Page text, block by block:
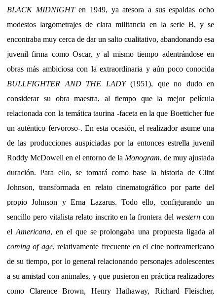
BLACK MIDNIGHTen 1949, ya atesora a sus espaldas ocho
modestos largometrajes de clara militancia en la serie B, y se
encontraba muy cerca de dar un salto cualitativo, abandonando esa
juvenil firma como Oscar, y al mismo tiempo adentrándose en
obras más ambiciosa con la extraordinaria y aún poco conocida
BULLFIGHTER AND THE LADY(1951), que no dudo en
considerar su obra maestra, al tiempo que la mejor película
relacionada con la temática taurina -faceta en la que Boetticher fue
un auténtico fervoroso-. En esta ocasión, el realizador asume una
de las producciones auspiciadas por la entonces estrella juvenil
Roddy McDowell en el entorno de la Monogram, de muy ajustada
duración. Para ello, se tomará como base la historia de Clint
Johnson, transformada en relato cinematográfico por parte del
propio Johnson y Erna Lazarus. Todo ello, configurando un
sencillo pero vitalista relato inscrito en la frontera delwestern con
el Americana, en el que se prolongaba una propuesta ligada al
coming of age, relativamente frecuente en el cine norteamericano
de su tiempo, por lo general relacionando personajes adolescentes
a su amistad con animales, y que pusieron en práctica realizadores
como Clarence Brown, Henry Hathaway, Richard Fleischer,